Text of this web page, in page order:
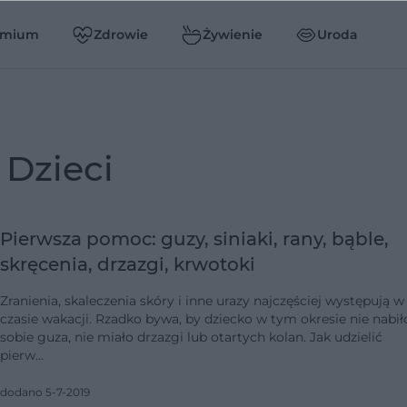
Zdrowie Żywienie Uroda
dzieci
Pierwsza pomoc: guzy, siniaki, rany, bąble,
skręcenia, drzazgi, krwotoki
Zranienia, skaleczenia skóry i inne urazy najczęściej występują w
czasie wakacji. Rzadko bywa, by dziecko w tym okresie nie
sobie guza, nie miało drzazgi lub otartych kolan. Jak udzielić
pierw…
dodano 5-7-2019